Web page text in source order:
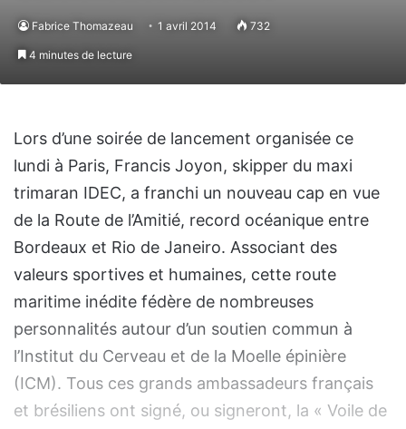
Fabrice Thomazeau 1 avril 2014 732
4 minutes de lecture
Lors d’une soirée de lancement organisée ce
lundi à Paris, Francis Joyon, skipper du maxi
trimaran IDEC, a franchi un nouveau cap en vue
de la Route de l’Amitié, record océanique entre
Bordeaux et Rio de Janeiro. Associant des
valeurs sportives et humaines, cette route
maritime inédite fédère de nombreuses
personnalités autour d’un soutien commun à
l’Institut du Cerveau et de la Moelle épinière
(ICM). Tous ces grands ambassadeurs français
et brésiliens ont signé, ou signeront, la « Voile de